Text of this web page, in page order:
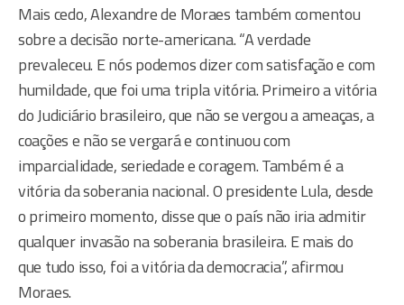
Mais cedo, Alexandre de Moraes também comentou
sobre a decisão norte-americana. “A verdade
prevaleceu. E nós podemos dizer com satisfação e com
humildade, que foi uma tripla vitória. Primeiro a vitória
do Judiciário brasileiro, que não se vergou a ameaças, a
coações e não se vergará e continuou com
imparcialidade, seriedade e coragem. Também é a
vitória da soberania nacional. O presidente Lula, desde
o primeiro momento, disse que o país não iria admitir
qualquer invasão na soberania brasileira. E mais do
que tudo isso, foi a vitória da democracia”, afirmou
Moraes.